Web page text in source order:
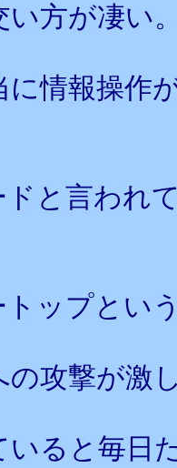
い方が凄い
に情報操作
と言われ
ップとい
攻撃が激
いると毎日